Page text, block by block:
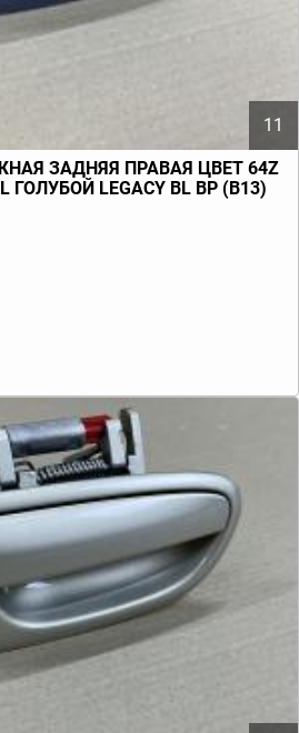
11
ЗАДНЯЯ ПРАВАЯ ЦВЕТ 64Z
ГОЛУБОЙ LEGACY BL BP (B13)